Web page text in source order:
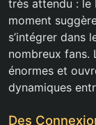
très attendu : le
moment
s’intégrer dans
nombreux fans.
énormes et
dynamiques
Des